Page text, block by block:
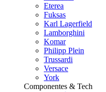
Eterea
Fuksas
Karl Lagerfield
Lamborghini
Komar
Philipp Plein
Trussardi
Versace
York
Componentes & Tech